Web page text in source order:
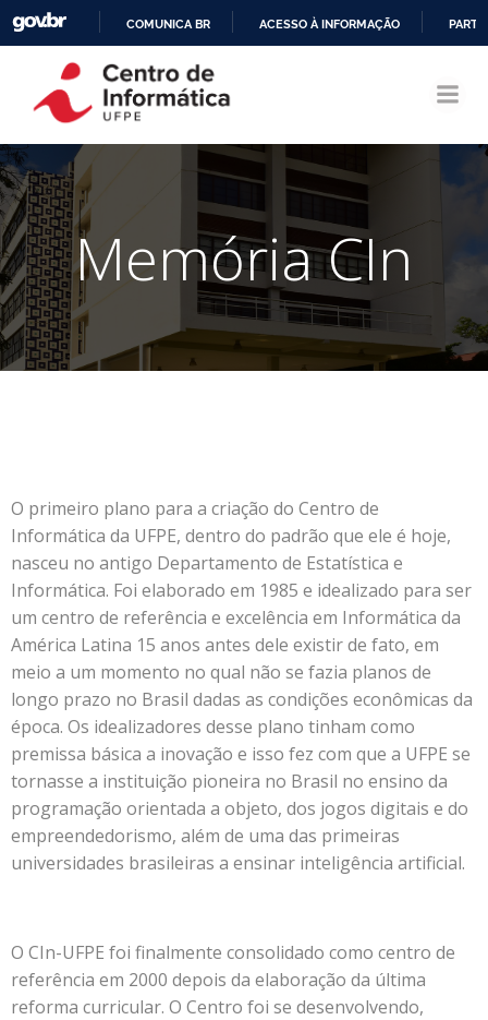
CONTEÚDO
COMUNICA BR ACESSO À INFORMAÇÃO
Memória CIn
O primeiro plano para a criação do Centro de
Informática da UFPE, dentro do padrão que ele é hoje,
nasceu no antigo Departamento de Estatística e
Informática. Foi elaborado em 1985 e idealizado para ser
um centro de referência e excelência em Informática da
América Latina 15 anos antes dele existir de fato, em
meio a um momento no qual não se fazia planos de
longo prazo no Brasil dadas as condições econômicas da
época. Os idealizadores desse plano tinham como
premissa básica a inovação e isso fez com que a UFPE se
tornasse a instituição pioneira no Brasil no ensino da
programação orientada a objeto, dos jogos digitais e do
empreendedorismo, além de uma das primeiras
universidades brasileiras a ensinar inteligência artificial.
O CIn-UFPE foi finalmente consolidado como centro de
referência em 2000 depois da elaboração da última
reforma curricular. O Centro foi se desenvolvendo,